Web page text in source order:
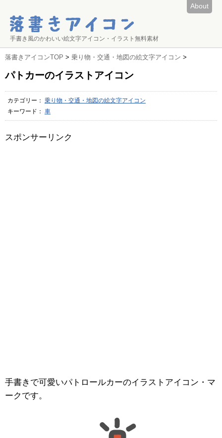
About
手書き風のかわいい絵文字アイコン・イラスト無料素材
落書きアイコンTOP > 乗り物・交通・地図の絵文字アイコン >
パトカーのイラストアイコン
カテゴリー： 乗り物・交通・地図の絵文字アイコン
キーワード： 車
スポンサーリンク
手書きで可愛いパトロールカーのイラストアイコン・マ
ークです。